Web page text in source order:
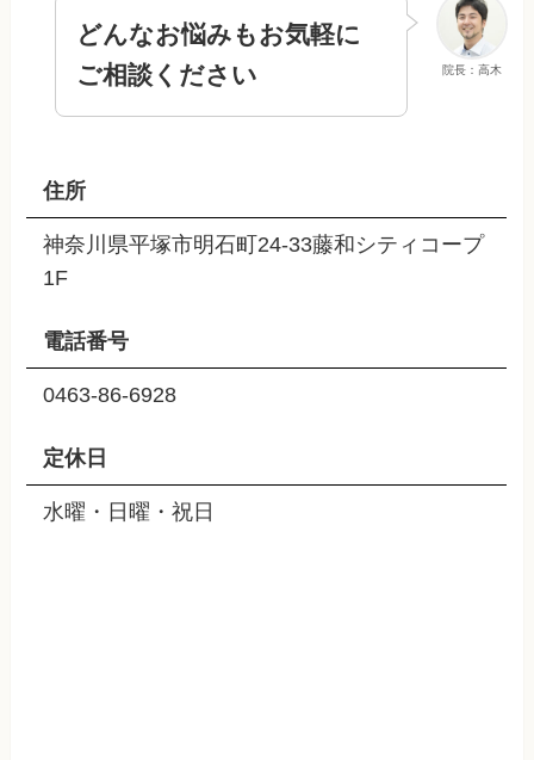
院長：高木
どんなお悩みもお気軽に
ご相談ください
住所
神奈川県平塚市明石町24-33藤和シティコープ
1F
電話番号
0463-86-6928
定休日
水曜・日曜・祝日